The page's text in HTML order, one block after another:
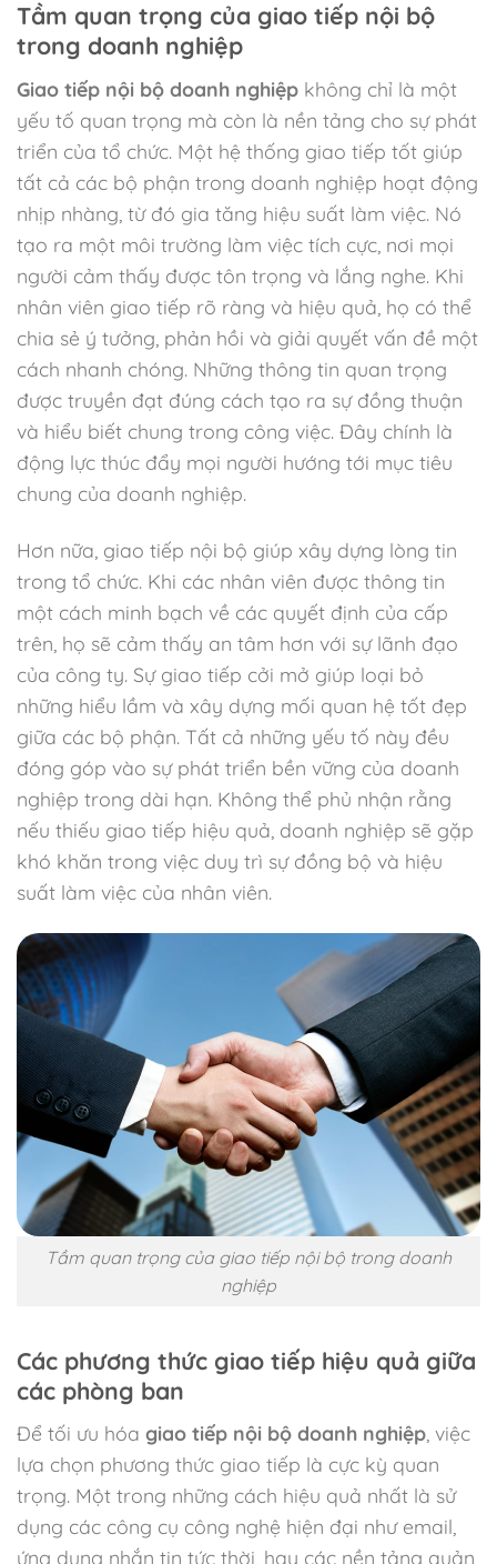
Tầm quan trọng của giao tiếp nội bộ
trong doanh nghiệp
Giao tiếp nội bộ doanh nghiệp không chỉ là một
yếu tố quan trọng mà còn là nền tảng cho sự phát
triển của tổ chức. Một hệ thống giao tiếp tốt giúp
tất cả các bộ phận trong doanh nghiệp hoạt động
nhịp nhàng, từ đó gia tăng hiệu suất làm việc. Nó
tạo ra một môi trường làm việc tích cực, nơi mọi
người cảm thấy được tôn trọng và lắng nghe. Khi
nhân viên giao tiếp rõ ràng và hiệu quả, họ có thể
chia sẻ ý tưởng, phản hồi và giải quyết vấn đề một
cách nhanh chóng. Những thông tin quan trọng
được truyền đạt đúng cách tạo ra sự đồng thuận
và hiểu biết chung trong công việc. Đây chính là
động lực thúc đẩy mọi người hướng tới mục tiêu
chung của doanh nghiệp.
Hơn nữa, giao tiếp nội bộ giúp xây dựng lòng tin
trong tổ chức. Khi các nhân viên được thông tin
một cách minh bạch về các quyết định của cấp
trên, họ sẽ cảm thấy an tâm hơn với sự lãnh đạo
của công ty. Sự giao tiếp cởi mở giúp loại bỏ
những hiểu lầm và xây dựng mối quan hệ tốt đẹp
giữa các bộ phận. Tất cả những yếu tố này đều
đóng góp vào sự phát triển bền vững của doanh
nghiệp trong dài hạn. Không thể phủ nhận rằng
nếu thiếu giao tiếp hiệu quả, doanh nghiệp sẽ gặp
khó khăn trong việc duy trì sự đồng bộ và hiệu
suất làm việc của nhân viên.
Tầm quan trọng của giao tiếp nội bộ trong doanh
nghiệp
Các phương thức giao tiếp hiệu quả giữa
các phòng ban
Để tối ưu hóa giao tiếp nội bộ doanh nghiệp , việc
lựa chọn phương thức giao tiếp là cực kỳ quan
trọng. Một trong những cách hiệu quả nhất là sử
dụng các công cụ công nghệ hiện đại như email,
ứng dụng nhắn tin tức thời, hay các nền tảng quản